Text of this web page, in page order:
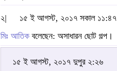
২|
১৫ ই আগস্ট, ২০১৭ সকাল ১১:৪৭
মিঃ আতিকবলেছেন: অসাধারন ছোট গল্প।
১৫ ই আগস্ট, ২০১৭ দুপুর ২:২৬